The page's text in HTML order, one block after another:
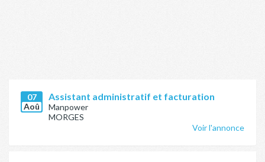
07
Aoû
Assistant administratif et facturation
Manpower
MORGES
Voir l'annonce